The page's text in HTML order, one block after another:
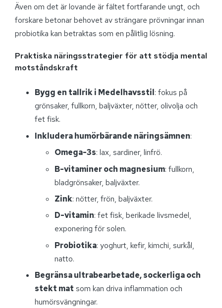
Även om det är lovande är fältet fortfarande ungt, och
forskare betonar behovet av strängare prövningar innan
probiotika kan betraktas som en pålitlig lösning.
Praktiska näringsstrategier för att stödja mental
motståndskraft
Bygg en tallrik i Medelhavsstil: fokus på
grönsaker, fullkorn, baljväxter, nötter, olivolja och
fet fisk.
Inkludera humörbärande näringsämnen:
Omega-3s: lax, sardiner, linfrö.
B-vitaminer och magnesium: fullkorn,
bladgrönsaker, baljväxter.
Zink: nötter, frön, baljväxter.
D-vitamin: fet fisk, berikade livsmedel,
exponering för solen.
Probiotika: yoghurt, kefir, kimchi, surkål,
natto.
Begränsa ultrabearbetade, sockerliga och
stekt mat som kan driva inflammation och
humörsvängningar.